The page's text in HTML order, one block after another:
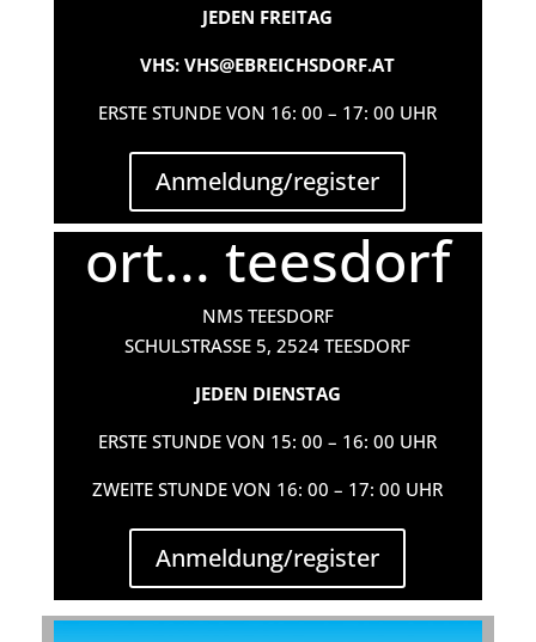
JEDEN FREITAG
VHS: VHS@EBREICHSDORF.AT
ERSTE STUNDE VON 16: 00 – 17: 00 UHR
Anmeldung/register
ort... teesdorf
NMS TEESDORF
SCHULSTRASSE 5, 2524 TEESDORF
JEDEN DIENSTAG
ERSTE STUNDE VON 15: 00 – 16: 00 UHR
ZWEITE STUNDE VON 16: 00 – 17: 00 UHR
Anmeldung/register